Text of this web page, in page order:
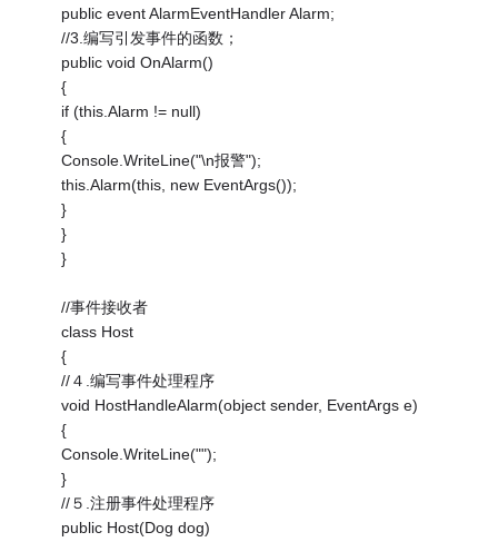
public event AlarmEventHandler Alarm;
//3.编写引发事件的函数；
public void OnAlarm()
{
if (this.Alarm != null)
{
Console.WriteLine("\n报警");
this.Alarm(this, new EventArgs());
}
}
}
//事件接收者
class Host
{
//４.编写事件处理程序
void HostHandleAlarm(object sender, EventArgs e)
{
Console.WriteLine("");
}
//５.注册事件处理程序
public Host(Dog dog)